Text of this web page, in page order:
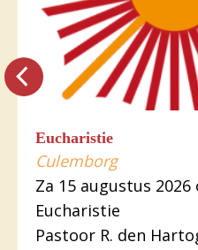
Eucharistie
Culemborg
Za 15 augustus 2026
Eucharistie
Pastoor R. den